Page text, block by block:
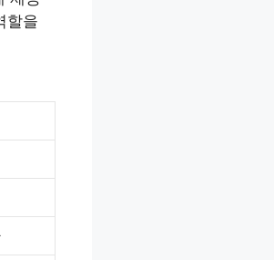
할을